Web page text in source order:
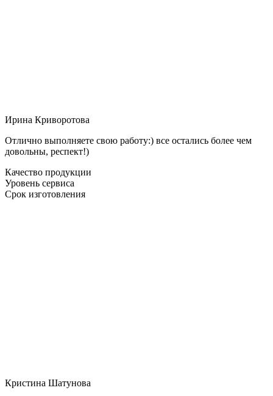
Ирина Криворотова
Отлично выполняете свою работу:) все остались более чем
довольны, респект!)
Качество продукции
Уровень сервиса
Срок изготовления
Кристина Шатунова